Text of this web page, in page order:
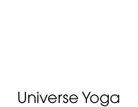
Universe Yoga